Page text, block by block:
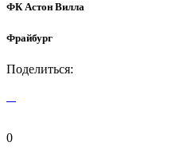
ФК Астон Вилла
Фрайбург
Поделиться:
0